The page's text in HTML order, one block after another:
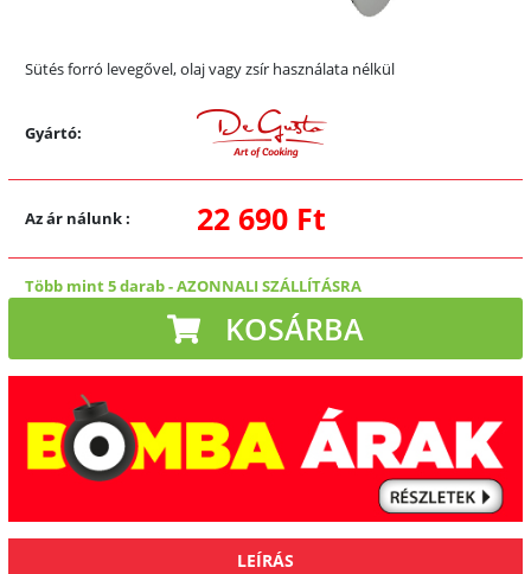
Sütés forró levegővel, olaj vagy zsír használata nélkül
Gyártó:
Az ár nálunk: 22 690 Ft
Több mint 5 darab-AZONNALI SZÁLLÍTÁSRA
KOSÁRBA
LEÍRÁS